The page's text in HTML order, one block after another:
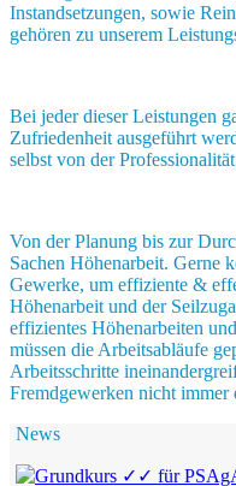
Instandsetzungen, sowie
gehören zu unserem
Bei jeder dieser Leistungen
Zufriedenheit ausgeführt
selbst von der
Von der Planung bis zur
Sachen Höhenarbeit. Gerne
Gewerke, um effiziente &
Höhenarbeit und der
effizientes Höhenarbeiten
müssen die Arbeitsabläufe
Arbeitsschritte
Fremdgewerken nicht immer
News